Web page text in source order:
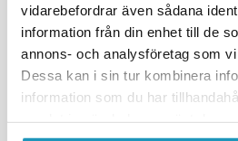
vidarebefordrar även sådana
information från din enhet till de
annons- och analysföretag som
Dessa kan i sin tur kombinera
information som du har
HANDLEKURVEN